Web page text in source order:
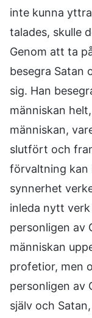
inte kunna
talades, skulle
Genom att ta
besegra Satan
sig. Han
människan
människan,
slutfört och
förvaltning kan
synnerhet
inleda nytt
personligen av
människan
profetior, men
personligen av
själv och